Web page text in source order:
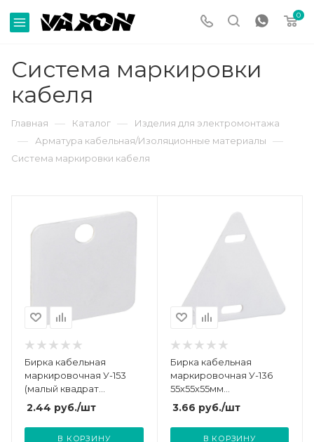
0
Система маркировки
кабеля
Главная — Каталог — Изделия для электромонтажа
— Арматура кабельная/Изоляционные материалы —
Система маркировки кабеля
Бирка кабельная
маркировочная У-153
(малый квадрат
28х28мм) IEK UZMA-BIK-
Y153-S
2.44 руб./шт
В КОРЗИНУ
Бирка кабельная
маркировочная У-136
55х55х55мм
(треугольник) IEK UZMA-
BIK-Y136-T
3.66 руб./шт
В КОРЗИНУ